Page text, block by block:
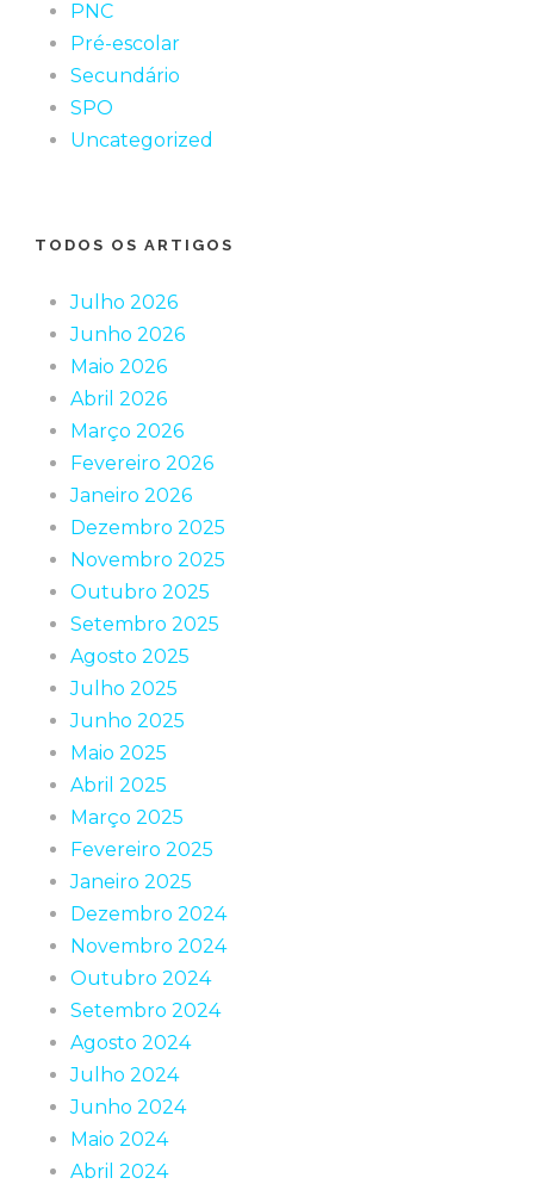
PNC
Pré-escolar
Secundário
SPO
Uncategorized
TODOS OS ARTIGOS
Julho 2026
Junho 2026
Maio 2026
Abril 2026
Março 2026
Fevereiro 2026
Janeiro 2026
Dezembro 2025
Novembro 2025
Outubro 2025
Setembro 2025
Agosto 2025
Julho 2025
Junho 2025
Maio 2025
Abril 2025
Março 2025
Fevereiro 2025
Janeiro 2025
Dezembro 2024
Novembro 2024
Outubro 2024
Setembro 2024
Agosto 2024
Julho 2024
Junho 2024
Maio 2024
Abril 2024